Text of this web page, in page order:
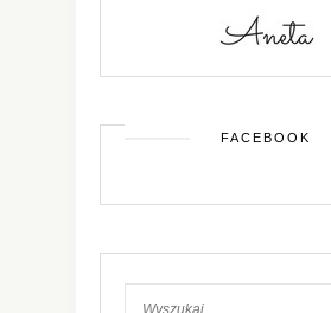
FACEBOOK